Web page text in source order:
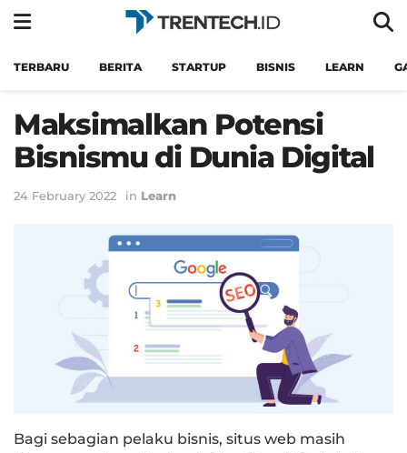
TERBARU BERITA STARTUP BISNIS LEARN
Maksimalkan Potensi
Bisnismu di Dunia Digital
24 February 2022 in Learn
Bagi sebagian pelaku bisnis, situs web masih